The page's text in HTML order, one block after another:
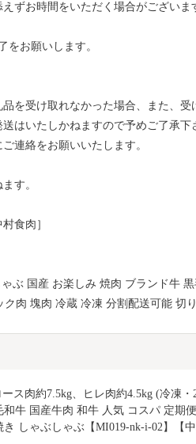
ずお時間をいただく場合がございま
をお願いします。
を受け取れなかった場合、また、受
はいたしかねますので予めご了承下
連絡をお願いいたします。
す。
食肉］
ぶ 国産 お楽しみ 焼肉 ブランド牛
肉 塊肉 冷蔵 冷凍 分割配送可能 切
ス肉約7.5kg、ヒレ肉約4.5kg (冷凍
牛 国産牛肉 和牛 人気 コスパ 定期
しゃぶしゃぶ【MI019-nk-i-02】【中